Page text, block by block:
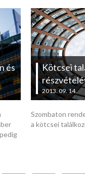
és
Kötcsei
2013. 09. 14.
Szombaton
a kötcsei